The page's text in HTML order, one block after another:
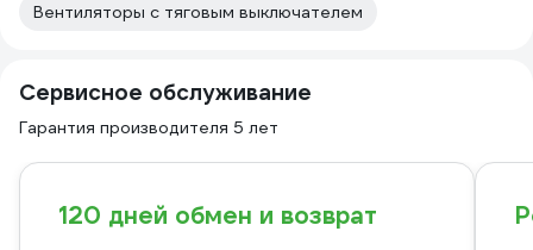
Вентиляторы с тяговым выключателем
Сервисное обслуживание
Гарантия производителя 5 лет
120 дней обмен и возврат